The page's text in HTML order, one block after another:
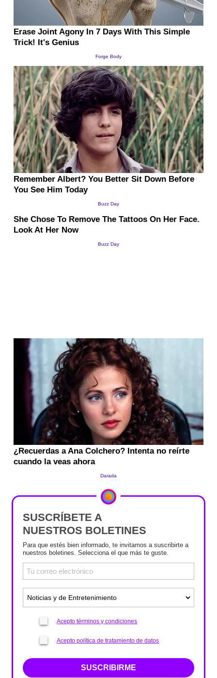
SUSCRÍBETE A
NUESTROS BOLETINES
Para que estés bien informado, te invitamos a suscribirte a
nuestros boletines. Selecciona el que más te guste.
Acepto términos y condiciones
Acepto política de tratamiento de datos
SUSCRIBIRME